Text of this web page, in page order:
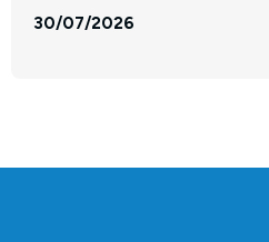
30/07/2026